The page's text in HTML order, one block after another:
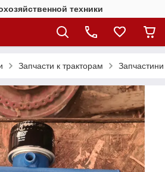
техники
Запчасти к тракторам